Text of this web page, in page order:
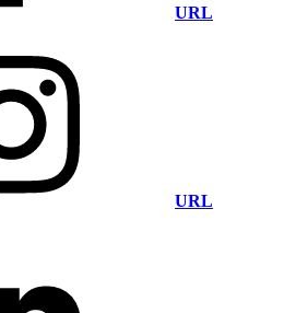
URL
URL